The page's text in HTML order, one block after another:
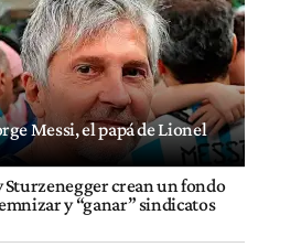
Messi, el papá de Lionel
Sturzenegger crean un fondo
y “ganar” sindicatos